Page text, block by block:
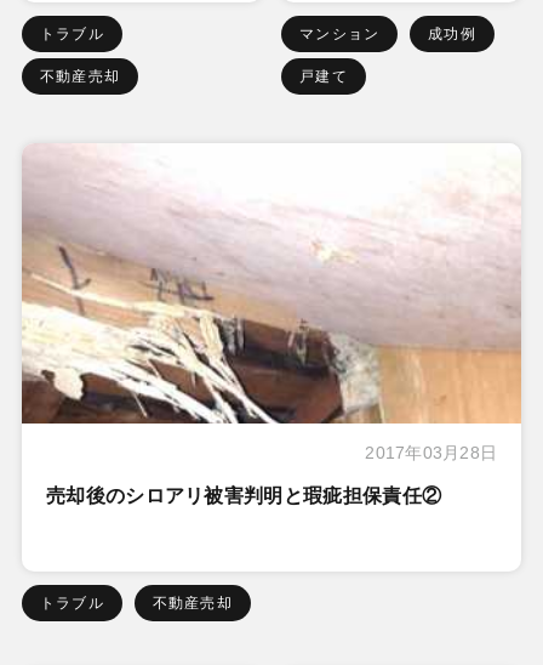
トラブル
不動産売却
マンション 成功例
戸建て
2017年03月28日
売却後のシロアリ被害判明と瑕疵担保責任②
トラブル 不動産売却